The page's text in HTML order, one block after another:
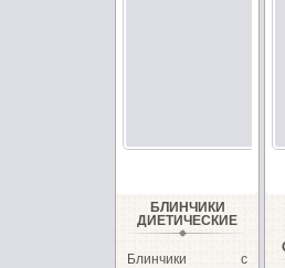
БЛИНЧИКИ
ДИЕТИЧЕСКИЕ
Блинчики с